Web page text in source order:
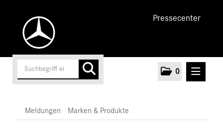
Pressecenter
0
Meldungen Marken & Produkte